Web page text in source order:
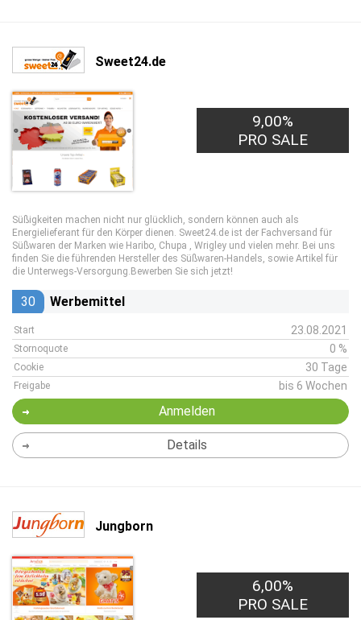
Sweet24.de
9,00%
PRO SALE
Süßigkeiten machen nicht nur glücklich, sondern können auch als
Energielieferant für den Körper dienen. Sweet24.de ist der Fachversand für
Süßwaren der Marken wie Haribo, Chupa , Wrigley und vielen mehr. Bei uns
finden Sie die führenden Hersteller des Süßwaren-Handels, sowie Artikel für
die Unterwegs-Versorgung.Bewerben Sie sich jetzt!
30 Werbemittel
Start 23.08.2021
Stornoquote 0 %
Cookie 30 Tage
Freigabe bis 6 Wochen
Anmelden
Details
Jungborn
6,00%
PRO SALE